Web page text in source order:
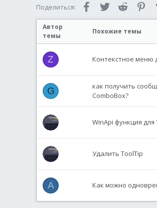
Поделиться: FacebookTwitter Reddit
Автор
темы
Похожие темы
Z Контекстное меню
G
как получить
ComboBox?
WinApi функция для
Удалить ToolTip
A Как можно